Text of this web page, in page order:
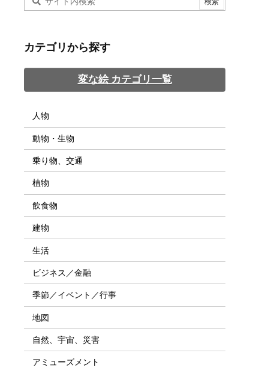
カテゴリから探す
変な絵 カテゴリ一覧
人物
動物・生物
乗り物、交通
植物
飲食物
建物
生活
ビジネス／金融
季節／イベント／行事
地図
自然、宇宙、災害
アミューズメント